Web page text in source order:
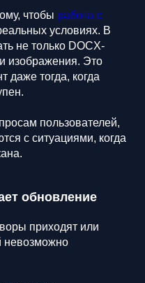
чтобы работа с
условиях. В
не только DOCX-
изображения. Это
даже тогда, когда
пользователей,
с ситуациями, когда
обновление
приходят или
невозможно